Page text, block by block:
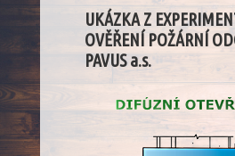
UKÁZKA Z
OVĚŘENÍ POŽÁRNÍ
PAVUS a.s.